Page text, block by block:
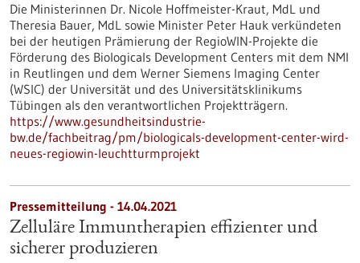
Die Ministerinnen Dr. Nicole Hoffmeister-Kraut, MdL und
Theresia Bauer, MdL sowie Minister Peter Hauk verkündeten
bei der heutigen Prämierung der RegioWIN-Projekte die
Förderung des Biologicals Development Centers mit dem NMI
in Reutlingen und dem Werner Siemens Imaging Center
(WSIC) der Universität und des Universitätsklinikums
Tübingen als den verantwortlichen Projektträgern.
https://www.gesundheitsindustrie-
bw.de/fachbeitrag/pm/biologicals-development-center-wird-
neues-regiowin-leuchtturmprojekt
Pressemitteilung - 14.04.2021
Zelluläre Immuntherapien effizienter und
sicherer produzieren